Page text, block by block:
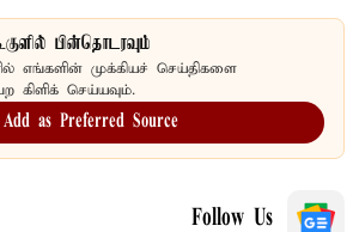
பின்தொடரவும்
எங்களின் முக்கியச் செய்திகளை
கிளிக் செய்யவும்.
Add as Preferred Source
Follow Us